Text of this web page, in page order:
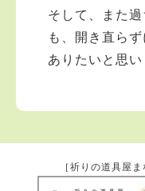
そして、また
も、開き直ら
ありたいと思い
［祈りの道具屋